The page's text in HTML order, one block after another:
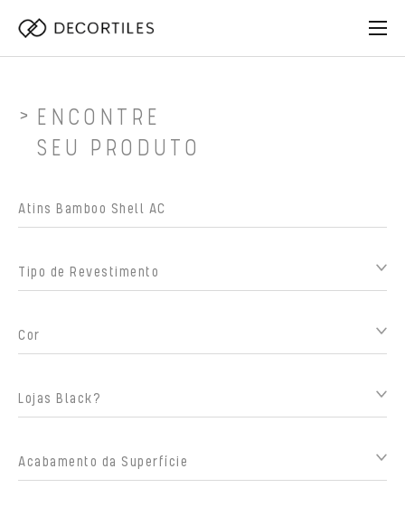
ENCONTRE
SEU PRODUTO
Tipo de Revestimento
Cor
Lojas Black?
Acabamento da Superfície